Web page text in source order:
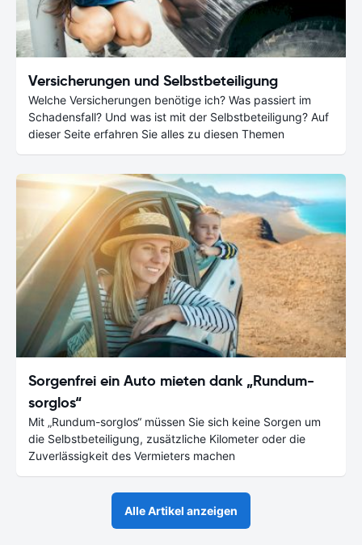
Versicherungen und Selbstbeteiligung
Welche Versicherungen benötige ich? Was passiert im
Schadensfall? Und was ist mit der Selbstbeteiligung? Auf
dieser Seite erfahren Sie alles zu diesen Themen
Sorgenfrei ein Auto mieten dank „Rundum-
sorglos“
Mit „Rundum-sorglos“ müssen Sie sich keine Sorgen um
die Selbstbeteiligung, zusätzliche Kilometer oder die
Zuverlässigkeit des Vermieters machen
Alle Artikel anzeigen